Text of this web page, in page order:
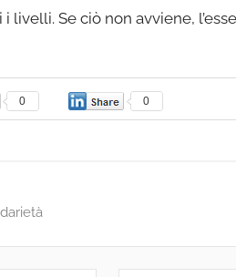
Se ciò non avviene,
0 0